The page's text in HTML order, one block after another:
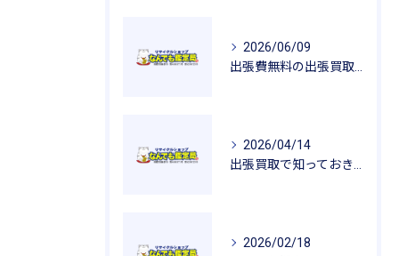
2026/06/09
2026/04/14
2026/02/18